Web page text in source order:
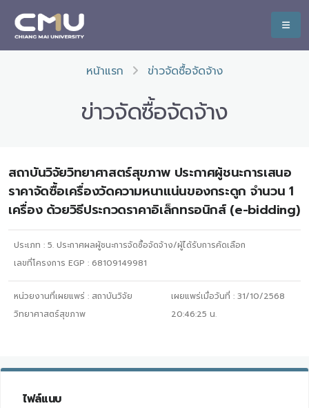
หน้าแรก ข่าวจัดซื้อจัดจ้าง
ข่าวจัดซื้อจัดจ้าง
สถาบันวิจัยวิทยาศาสตร์สุขภาพ ประกาศผู้ชนะการเสนอ
ราคาจัดซื้อเครื่องวัดความหนาแน่นของกระดูก จำนวน 1
เครื่อง ด้วยวิธีประกวดราคาอิเล็กทรอนิกส์ (e-bidding)
ประเภท : 5. ประกาศผลผู้ชนะการจัดซื้อจัดจ้าง/ผู้ได้รับการคัดเลือก
เลขที่โครงการ EGP : 68109149981
หน่วยงานที่เผยแพร่ : สถาบันวิจัย
วิทยาศาสตร์สุขภาพ
เผยแพร่เมื่อวันที่ : 31/10/2568
20:46:25 น.
ไฟล์แนบ